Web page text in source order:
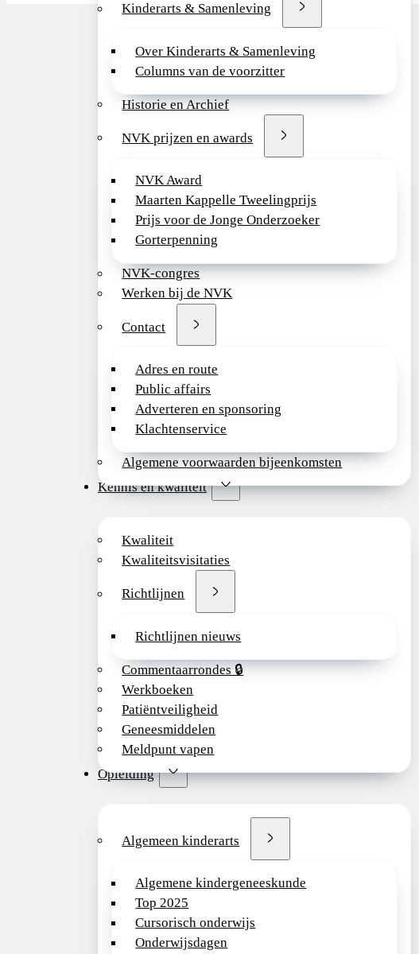
Kinderarts & Samenleving
Over Kinderarts & Samenleving
Columns van de voorzitter
Historie en Archief
NVK prijzen en awards
NVK Award
Maarten Kappelle Tweelingprijs
Prijs voor de Jonge Onderzoeker
Gorterpenning
NVK-congres
Werken bij de NVK
Contact
Adres en route
Public affairs
Adverteren en sponsoring
Klachtenservice
Algemene voorwaarden bijeenkomsten
Kennis en kwaliteit
Kwaliteit
Kwaliteitsvisitaties
Richtlijnen
Richtlijnen nieuws
Commentaarrondes 🔒
Werkboeken
Patiëntveiligheid
Geneesmiddelen
Meldpunt vapen
Opleiding
Algemeen kinderarts
Algemene kindergeneeskunde
Top 2025
Cursorisch onderwijs
Onderwijsdagen